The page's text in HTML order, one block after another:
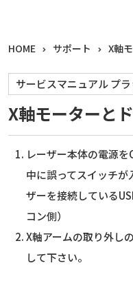
HOME サポート X軸
サービスマニュアル プ
X軸モーターと
レーザー本体の電源
中に誤ってスイッチ
ザーを接続している
コン側）
X軸アームの取り外し
して下さい。